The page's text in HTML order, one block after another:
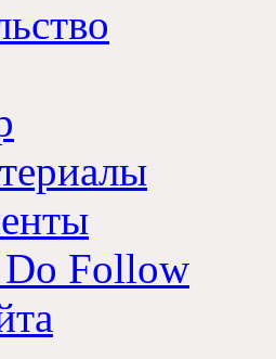
Follow